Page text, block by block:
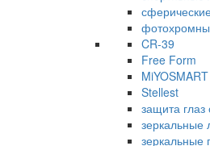
CR-39
Free Form
MiYOSMART
Stellest
защита
зеркальные
зеркальные